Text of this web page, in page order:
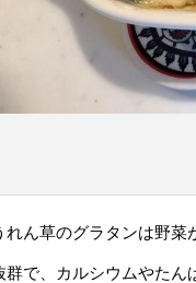
れん草のグラタンは野菜
群で、カルシウムやたん